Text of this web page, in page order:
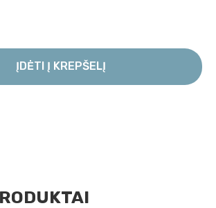
ĮDĖTI Į KREPŠELĮ